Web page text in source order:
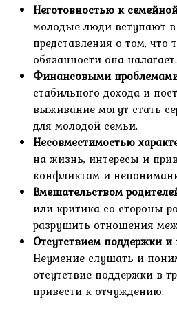
Неготовностью к
молодые люди вступают в
представления о том, что
обязанности она налагает.
Финансовыми
стабильного дохода и
выживание могут стать
для молодой семьи.
Несовместимостью
на жизнь, интересы и
конфликтам и
Вмешательством
или критика со стороны
разрушить отношения
Отсутствием поддержки
Неумение слушать и
отсутствие поддержки в
привести к отчуждению.